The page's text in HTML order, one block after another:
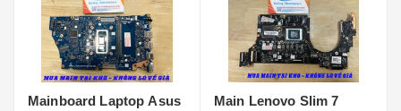
Mainboard Laptop Asus
Main Lenovo Slim 7